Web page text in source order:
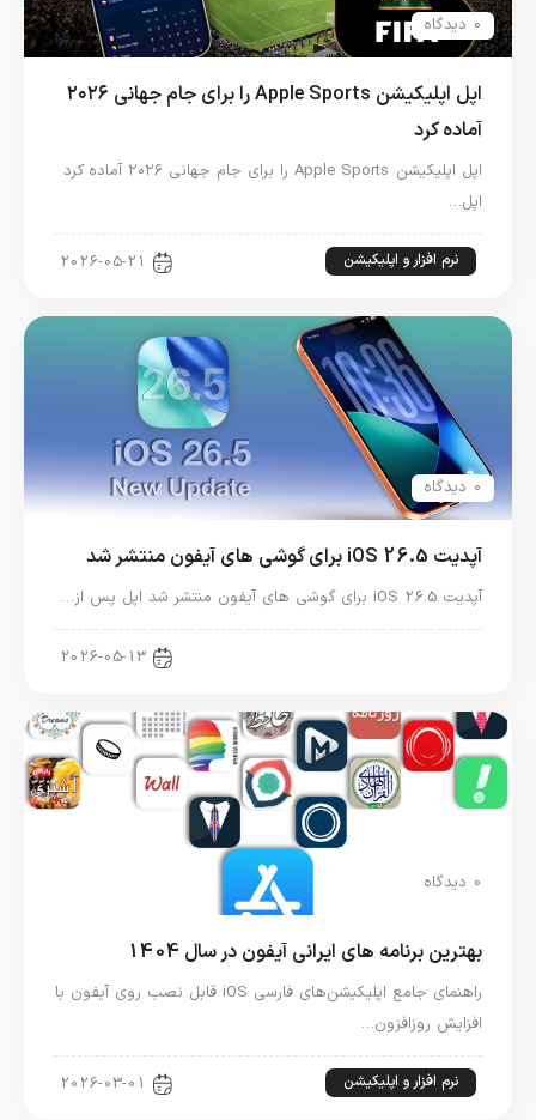
0 دیدگاه
اپل اپلیکیشن Apple Sports را برای جام جهانی ۲۰۲۶
آماده کرد
اپل اپلیکیشن Apple Sports را برای جام جهانی ۲۰۲۶ آماده کرد
اپل…
نرم افزار و اپلیکیشن 2026-05-21
0 دیدگاه
آپدیت iOS 26.5 برای گوشی های آیفون منتشر شد
آپدیت iOS 26.5 برای گوشی های آیفون منتشر شد اپل پس از…
2026-05-13
0 دیدگاه
بهترین برنامه های ایرانی آیفون در سال 1404
راهنمای جامع اپلیکیشن‌های فارسی iOS قابل نصب روی آیفون با
افزایش روزافزون…
نرم افزار و اپلیکیشن 2026-03-01